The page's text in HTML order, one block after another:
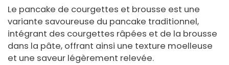
Le pancake de courgettes et brousse est une
variante savoureuse du pancake traditionnel,
intégrant des courgettes râpées et de la brousse
dans la pâte, offrant ainsi une texture moelleuse
et une saveur légèrement relevée.